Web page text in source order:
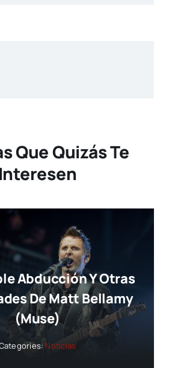
Que Quizás Te
Interesen
Abducción Y Otras
De Matt Bellamy
(Muse)
Noticias